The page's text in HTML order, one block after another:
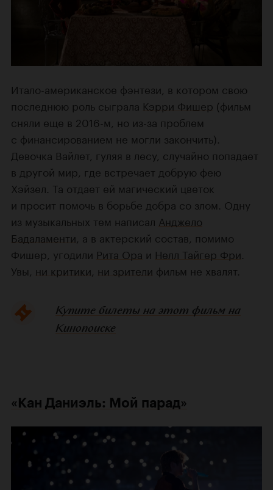
Итало-американское фэнтези, в котором свою
последнюю роль сыграла Кэрри Фишер (фильм
сняли еще в 2016-м, но из-за проблем
с финансированием не могли закончить).
Девочка Вайлет, гуляя в лесу, случайно попадает
в другой мир, где встречает добрую фею
Хэйзел. Та отдает ей магический цветок
и просит помочь в борьбе добра со злом. Одну
из музыкальных тем написал Анджело
Бадаламенти, а в актерский состав, помимо
Фишер, угодили Рита Ора и Нелл Тайгер Фри.
Увы, ни критики, ни зрители фильм не хвалят.
Купите билеты на этот фильм на
Кинопоиске
«Кан Даниэль: Мой парад»